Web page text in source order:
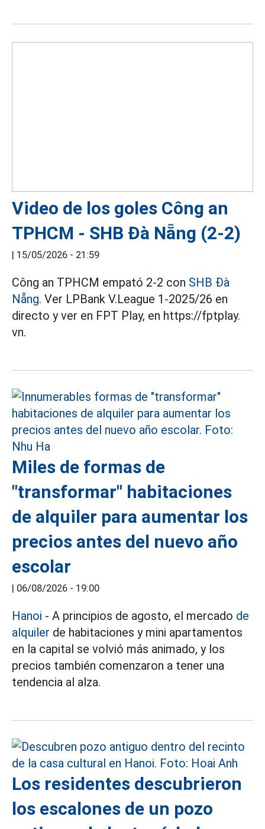
Video de los goles Công an
TPHCM - SHB Đà Nẵng (2-2)
| 15/05/2026 - 21:59
Công an TPHCM empató 2-2 con SHB Đà
Nẵng. Ver LPBank V.League 1-2025/26 en
directo y ver en FPT Play, en https://fptplay.
vn.
Miles de formas de
"transformar" habitaciones
de alquiler para aumentar los
precios antes del nuevo año
escolar
| 06/08/2026 - 19:00
Hanoi - A principios de agosto, el mercado de
alquiler de habitaciones y mini apartamentos
en la capital se volvió más animado, y los
precios también comenzaron a tener una
tendencia al alza.
Los residentes descubrieron
los escalones de un pozo